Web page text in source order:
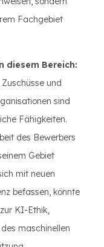
Fachgebiet
diesem Bereich:
und
sind
Fähigkeiten.
des Bewerbers
Gebiet
mit neuen
befassen, könnte
KI-Ethik,
maschinellen